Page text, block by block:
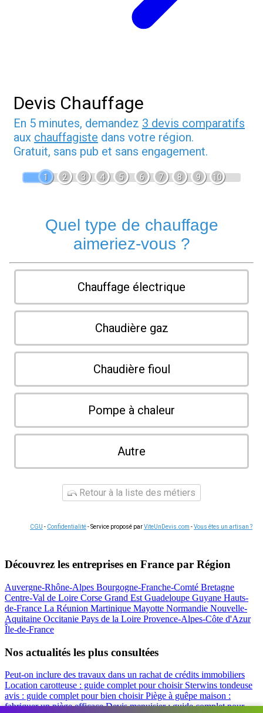
Devis Chauffage
En 5 minutes, demandez 3 devis comparatifs
aux chauffagiste dans votre région.
Gratuit, sans pub et sans engagement.
1 2 3 4 5 6 7 8 9 10
Quel type de chauffage
aimeriez-vous ?
Chauffage électrique
Chaudière gaz
Chaudière fioul
Pompe à chaleur
Autre
Retour à la liste des métiers
CGU - Confidentialité- Service proposé parViteUnDevis.com -Vous êtes un artisan ?
Découvrez les entreprises en France par Région
Auvergne-Rhône-Alpes Bourgogne-Franche-Comté Bretagne
Centre-Val de Loire Corse Grand Est Guadeloupe Guyane Hauts-
de-France La Réunion Martinique Mayotte Normandie Nouvelle-
Aquitaine Occitanie Pays de la Loire Provence-Alpes-Côte d'Azur
Île-de-France
Nos actualités les plus consultées
Peut-on inclure des travaux dans un rachat de crédits immobiliers
Location carotteuse : guide complet pour choisir Sterwins tondeuse
avis : guide complet pour bien choisirPiège à guêpe maison :
fabriquer un piège efficaceDevis menuisier : guide complet pour